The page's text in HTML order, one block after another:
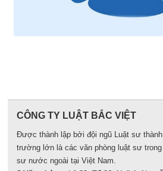
CÔNG TY LUẬT BẮC VIỆT
Được thành lập bởi đội ngũ Luật sư
trường lớn là các văn phòng luật sư
sư nước ngoài tại Việt Nam.